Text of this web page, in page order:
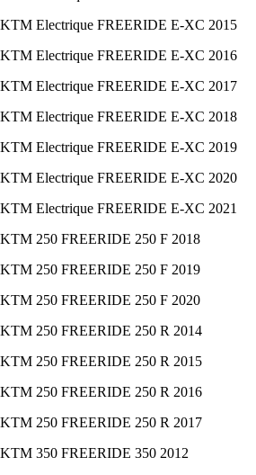
KTM Electrique FREERIDE E-XC 2015
KTM Electrique FREERIDE E-XC 2016
KTM Electrique FREERIDE E-XC 2017
KTM Electrique FREERIDE E-XC 2018
KTM Electrique FREERIDE E-XC 2019
KTM Electrique FREERIDE E-XC 2020
KTM Electrique FREERIDE E-XC 2021
KTM 250 FREERIDE 250 F 2018
KTM 250 FREERIDE 250 F 2019
KTM 250 FREERIDE 250 F 2020
KTM 250 FREERIDE 250 R 2014
KTM 250 FREERIDE 250 R 2015
KTM 250 FREERIDE 250 R 2016
KTM 250 FREERIDE 250 R 2017
KTM 350 FREERIDE 350 2012